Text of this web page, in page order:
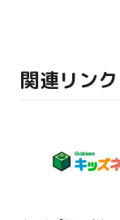
関連リンク